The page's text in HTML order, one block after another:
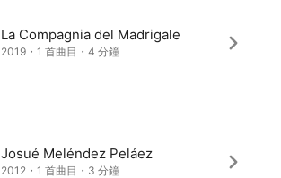
La Compagnia del Madrigale
2019・1 首曲目・4 分鐘
Josué Meléndez Peláez
2012・1 首曲目・3 分鐘